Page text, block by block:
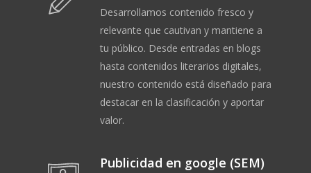
Desarrollamos contenido fresco y
relevante que cautivan y mantiene a
tu público. Desde entradas en blogs
hasta contenidos literarios digitales,
nuestro contenido está diseñado para
destacar en la clasificación y aportar
valor.
Publicidad en google (SEM)